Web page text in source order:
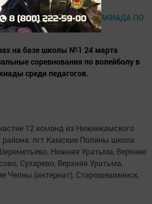
на базе школы №1 24 марта
соревнования по волейболу в
среди педагогов.
12 команд из Нижнекамского
района: пгт Камские Поляны школа
Нижняя Уратьма, Верхние
Сухарево, Верхняя Уратьма,
Челны (интернат), Старошешминск,